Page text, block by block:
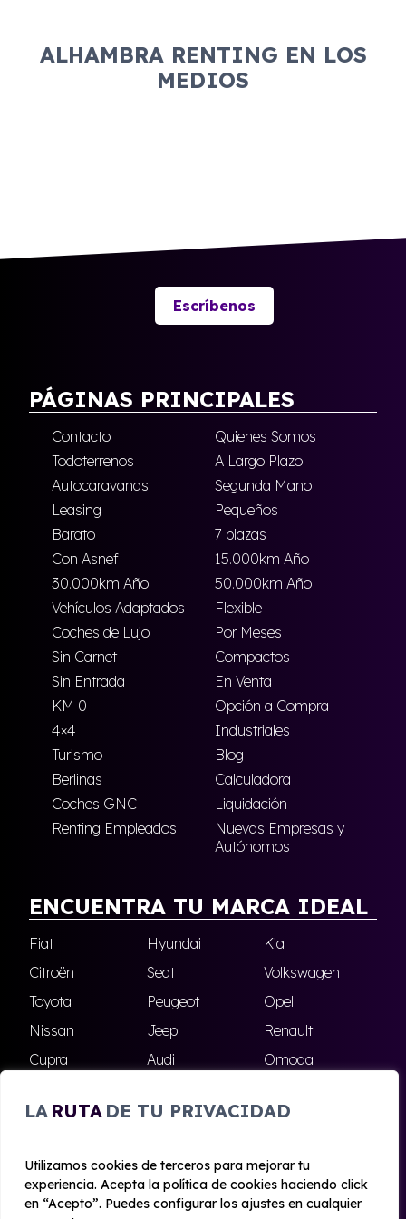
LA RUTA DE TU PRIVACIDAD
Utilizamos cookies de terceros para mejorar tu
experiencia. Acepta la política de cookies haciendo click
en “Acepto”. Puedes configurar los ajustes en cualquier
ALHAMBRA RENTING EN LOS
MEDIOS
Escríbenos
PÁGINAS PRINCIPALES
Contacto
Quienes Somos
Todoterrenos
A Largo Plazo
Autocaravanas
Segunda Mano
Leasing
Pequeños
Barato
7 plazas
Con Asnef
15.000km Año
30.000km Año
50.000km Año
Vehículos Adaptados
Flexible
Coches de Lujo
Por Meses
Sin Carnet
Compactos
Sin Entrada
En Venta
KM 0
Opción a Compra
4×4
Industriales
Turismo
Blog
Berlinas
Calculadora
Coches GNC
Liquidación
Renting Empleados
Nuevas Empresas y
Autónomos
ENCUENTRA TU MARCA IDEAL
Fiat Hyundai
Kia
Citroën
Seat
Volkswagen
Toyota
Peugeot
Opel
Nissan
Jeep
Renault
Cupra
Audi
Omoda
Skoda
Ford Todas las marcas
© 2020 - 2026 Alhambra Renting